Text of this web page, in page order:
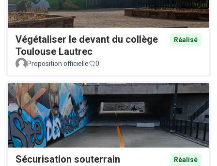
Végétaliser le devant du collège
Toulouse Lautrec
Réalisé
Proposition officielle 0
Sécurisation souterrain
Réalisé